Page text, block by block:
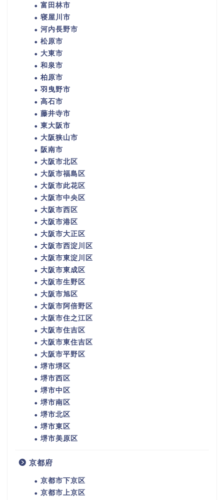
富田林市
寝屋川市
河内長野市
松原市
大東市
和泉市
柏原市
羽曳野市
高石市
藤井寺市
東大阪市
大阪狭山市
阪南市
大阪市北区
大阪市福島区
大阪市此花区
大阪市中央区
大阪市西区
大阪市港区
大阪市大正区
大阪市西淀川区
大阪市東淀川区
大阪市東成区
大阪市生野区
大阪市旭区
大阪市阿倍野区
大阪市住之江区
大阪市住吉区
大阪市東住吉区
大阪市平野区
堺市堺区
堺市西区
堺市中区
堺市南区
堺市北区
堺市東区
堺市美原区
京都府
京都市下京区
京都市上京区